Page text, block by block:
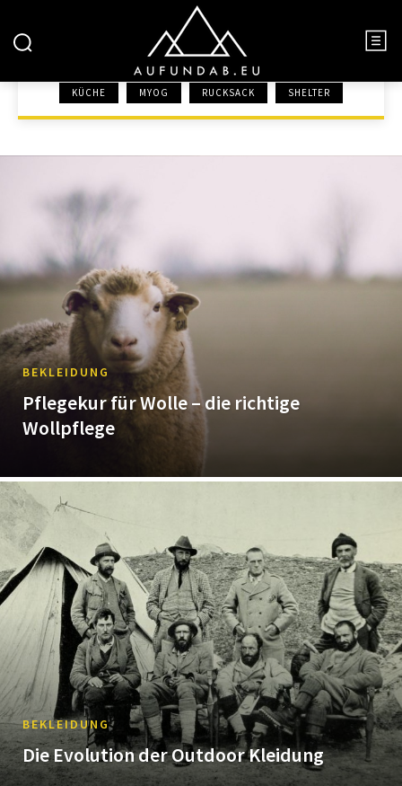
BEKLEIDUNG
KÜCHE MYOG RUCKSACK SHELTER
BEKLEIDUNG
Pflegekur für Wolle – die richtige
Wollpflege
BEKLEIDUNG
Die Evolution der Outdoor Kleidung